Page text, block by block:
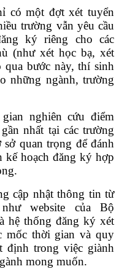
có một đợt xét tuyển
trường vẫn yêu cầu
ký riêng cho các
(như xét học bạ, xét
bước này, thí sinh
những ngành, trường
nghiên cứu điểm
nhất tại các trường
quan trọng để đánh
kế hoạch đăng ký hợp
cập nhật thông tin từ
website của Bộ
hệ thống đăng ký xét
mốc thời gian và quy
định trong việc giành
mong muốn.